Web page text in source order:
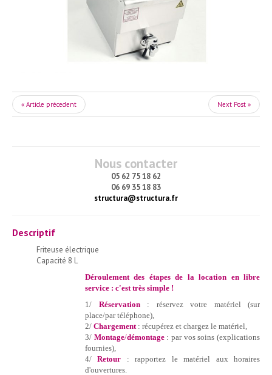
« Article précedent Next Post »
Nous contacter
05 62 75 18 62
06 69 35 18 83
structura@structura.fr
Descriptif
Friteuse électrique
Capacité 8 L
Déroulement des étapes de la location en libre
service : c'est très simple !
1/ Réservation: réservez votre matériel (sur
place/par téléphone),
2/ Chargement : récupérez et chargez le matériel,
3/ Montage/démontage: par vos soins (explications
fournies),
4/Retour : rapportez le matériel aux horaires
d'ouvertures.